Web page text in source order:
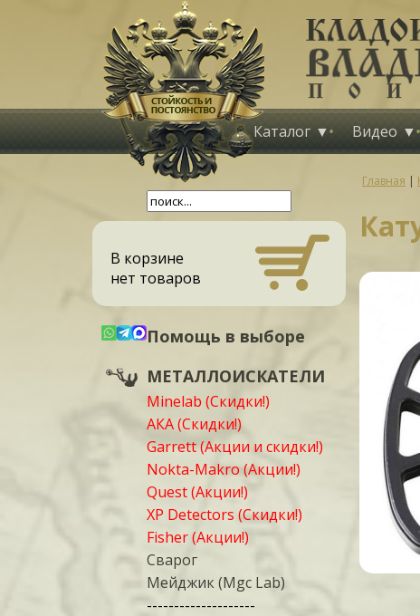
Каталог Видео
В корзине
нет товаров
Помощь в выборе
МЕТАЛЛОИСКАТЕЛИ
Minelab (Скидки!)
АКА (Скидки!)
Garrett (Акции и скидки!)
Nokta-Makro (Акции!)
Quest (Акции!)
XP Detectors (Скидки!)
Fisher (Акции!)
Сварог
Мейджик (Mgc Lab)
--------------------
Главная |